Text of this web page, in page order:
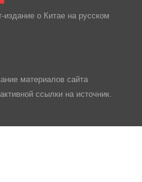
о Китае на русском
материалов сайта
ссылки на источник.